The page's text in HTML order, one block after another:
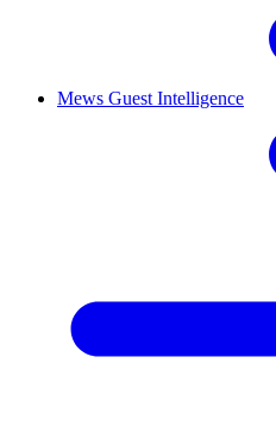
Mews Guest Intelligence